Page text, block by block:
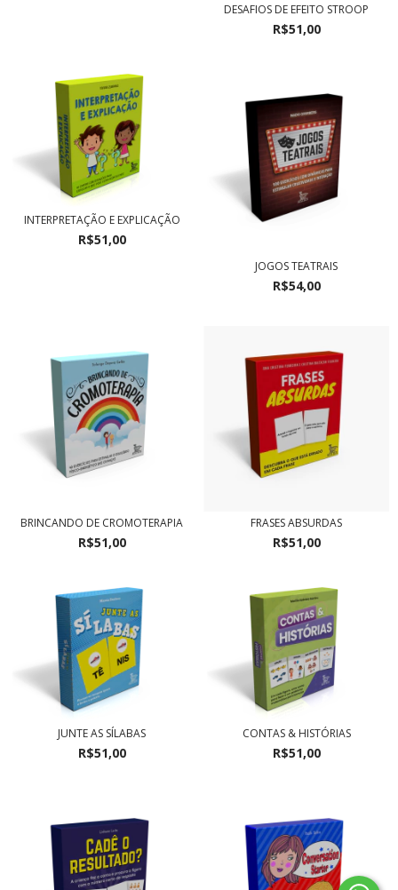
DESAFIOS DE EFEITO STROOP
R$51,00
INTERPRETAÇÃO E EXPLICAÇÃO
R$51,00
JOGOS TEATRAIS
R$54,00
BRINCANDO DE CROMOTERAPIA
R$51,00
FRASES ABSURDAS
R$51,00
JUNTE AS SÍLABAS
R$51,00
CONTAS & HISTÓRIAS
R$51,00